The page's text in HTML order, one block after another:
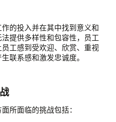
的投入并在其中找到意义和
提供多样性和包容性，员工
工感到受欢迎、欣赏、重视
联系感和激发忠诚度。
所面临的挑战包括：